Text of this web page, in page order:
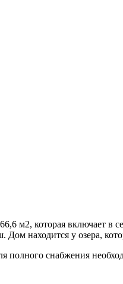
м2, которая включает в
находится у озера,
снабжения